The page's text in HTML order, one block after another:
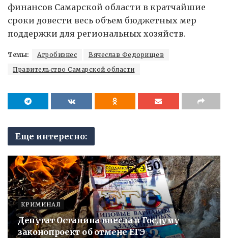
финансов Самарской области в кратчайшие
сроки довести весь объем бюджетных мер
поддержки для региональных хозяйств.
Темы: Агробизнес
Вячеслав Федорищев
Правительство Самарской области
Еще интересно:
КРИМИНАЛ
Депутат Останина внесла в Госдуму
законопроект об отмене ЕГЭ